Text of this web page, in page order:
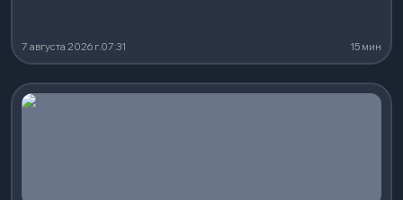
7 августа 2026 г.07:31 15 мин